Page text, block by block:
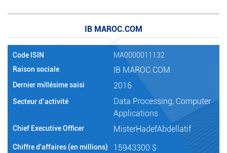
IB MAROC.COM
Code ISIN
MA0000011132
Raison sociale
IB MAROC.COM
Dernier millésime saisi 2016
Secteur d’activité
Data Processing, Computer
Applications
Chief Executive Officer MisterHadefAbdellatif
Chiffre d'affaires (en millions) 15943300 $